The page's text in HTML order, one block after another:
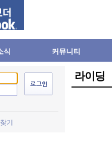
식 커뮤니티
기
라이딩